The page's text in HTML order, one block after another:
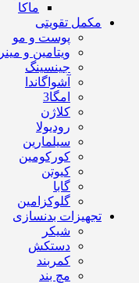
ماکا
مکمل تقویتی
پوست و مو
ویتامین و
جینسینگ
آشواگاندا
امگا3
کلاژن
رودیولا
سیلمارین
کورکومین
کیوتن
گابا
گلوکزامین
تجهیزات بدنسازی
شیکر
دستکش
کمربند
مچ بند